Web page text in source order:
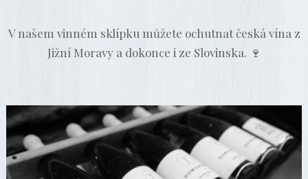
V našem vinném sklípku můžete ochutnat česká vína z
Jižní Moravy a dokonce i ze Slovinska. 🍷